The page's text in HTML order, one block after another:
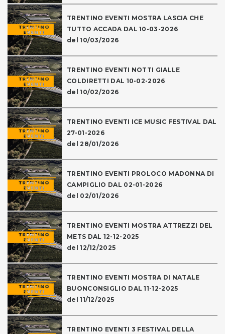
TRENTINO EVENTI MOSTRA LASCIA CHE
TUTTO ACCADA DAL 10-03-2026
del 10/03/2026
TRENTINO EVENTI NOTTI GIALLE
COLDIRETTI DAL 10-02-2026
del 10/02/2026
TRENTINO EVENTI ICE MUSIC FESTIVAL DAL
27-01-2026
del 28/01/2026
TRENTINO EVENTI PROLOCO MADONNA DI
CAMPIGLIO DAL 02-01-2026
del 02/01/2026
TRENTINO EVENTI MOSTRA ATTREZZI DEL
METS DAL 12-12-2025
del 12/12/2025
TRENTINO EVENTI MOSTRA DI NATALE
BUONCONSIGLIO DAL 11-12-2025
del 11/12/2025
TRENTINO EVENTI 3 FESTIVAL DELLA